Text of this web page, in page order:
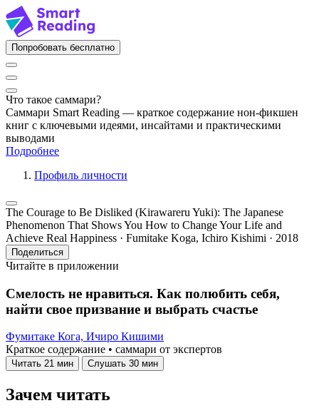
Попробовать бесплатно
Что такое саммари?
Саммари Smart Reading — краткое содержание нон-фикшен
книг с ключевыми идеями, инсайтами и практическими
выводами
Подробнее
Профиль личности
The Courage to Be Disliked (Kirawareru Yuki): The Japanese
Phenomenon That Shows You How to Change Your Life and
Achieve Real Happiness · Fumitake Koga, Ichiro Kishimi · 2018
Поделиться
Читайте в приложении
Смелость не нравиться. Как полюбить себя,
найти свое призвание и выбрать счастье
Фумитаке Кога, Ичиро Кишими
Краткое содержание • саммари от экспертов
Читать 21 мин Слушать 30 мин
Зачем читать